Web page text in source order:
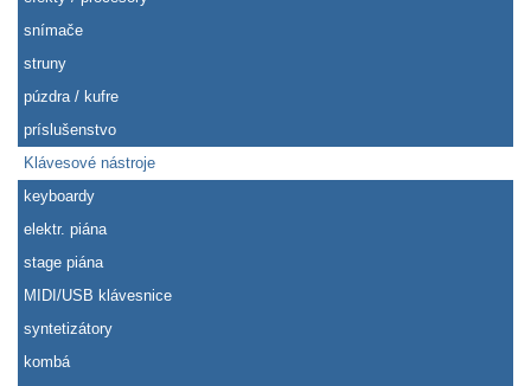
snímače
struny
púzdra / kufre
príslušenstvo
Klávesové nástroje
keyboardy
elektr. piána
stage piána
MIDI/USB klávesnice
syntetizátory
kombá